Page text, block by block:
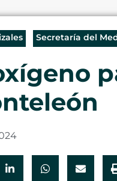
Secretaría del